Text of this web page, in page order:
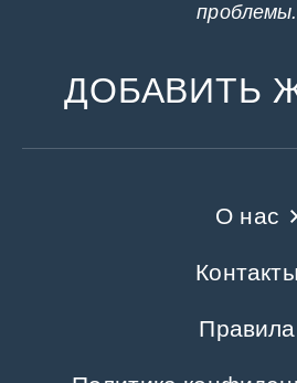
проблемы.
ДОБАВИТЬ
О нас
Контакты
Правила